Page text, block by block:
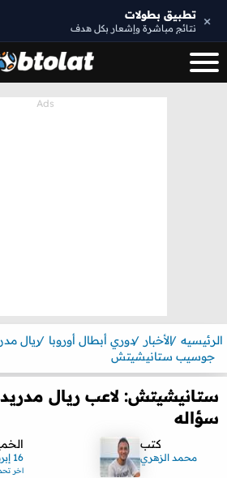
× تطبيق بطولات
نتائج مباشرة وإشعار بكل هدف
الرئيسيه الأخبار دوري أبطال أوروبا ريال
جوسيب ستانيشيتش
ستانيشيتش: لاعب ريال
سؤاله
كتب
محمد الزهري 16 إبريل 2026 ,3:40 م
اخر